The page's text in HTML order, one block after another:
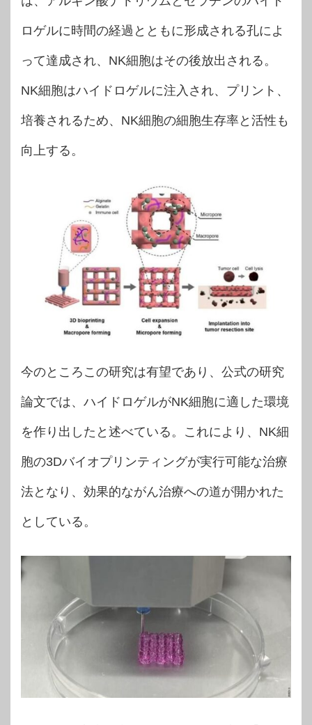
ロゲルに時間の経過とともに形成される孔によ
って達成され、NK細胞はその後放出される。
NK細胞はハイドロゲルに注入され、プリント、
培養されるため、NK細胞の細胞生存率と活性も
向上する。
今のところこの研究は有望であり、公式の研究
論文では、ハイドロゲルがNK細胞に適した環境
を作り出したと述べている。これにより、NK細
胞の3Dバイオプリンティングが実行可能な治療
法となり、効果的ながん治療への道が開かれた
としている。